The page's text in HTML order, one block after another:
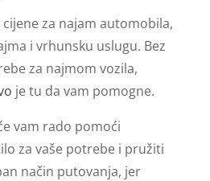
za najam automobila,
i vrhunsku uslugu. Bez
za najmom vozila,
je tu da vam pomogne.
vam rado pomoći
za vaše potrebe i pružiti
način putovanja, jer